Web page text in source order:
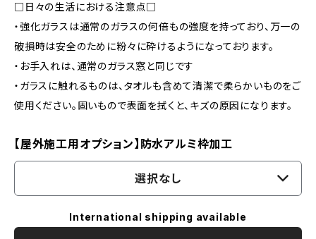
□日々の生活における注意点□
・強化ガラスは通常のガラスの何倍もの強度を持っており、万一の
破損時は安全のために粉々に砕けるようになっております。
・お手入れは、通常のガラス窓と同じです
・ガラスに触れるものは、タオルも含めて清潔で柔らかいものをご
使用ください。固いもので表面を拭くと、キズの原因になります。
【屋外施工用オプション】防水アルミ枠加工
選択なし
International shipping available